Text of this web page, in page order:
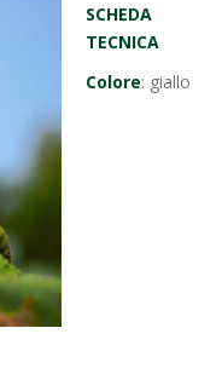
SCHEDA
TECNICA
Colore: giallo